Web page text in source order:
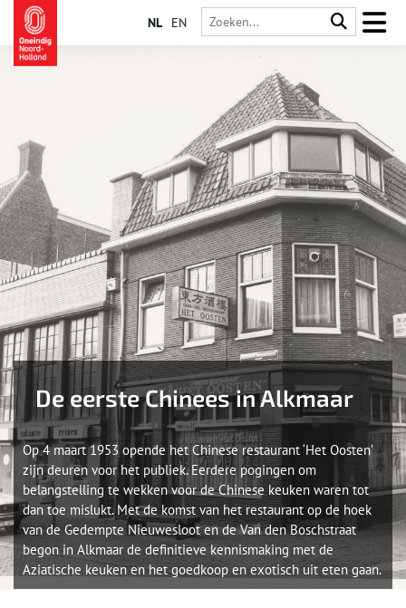
NL EN
De eerste Chinees in Alkmaar
Op 4 maart 1953 opende het Chinese restaurant ‘Het Oosten’
zijn deuren voor het publiek. Eerdere pogingen om
belangstelling te wekken voor de Chinese keuken waren tot
dan toe mislukt. Met de komst van het restaurant op de hoek
van de Gedempte Nieuwesloot en de Van den Boschstraat
begon in Alkmaar de definitieve kennismaking met de
Aziatische keuken en het goedkoop en exotisch uit eten gaan.